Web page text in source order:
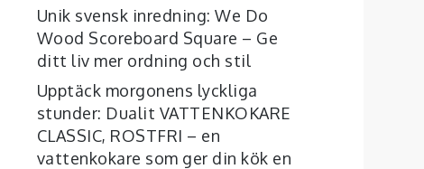
Unik svensk inredning: We Do
Wood Scoreboard Square – Ge
ditt liv mer ordning och stil
Upptäck morgonens lyckliga
stunder: Dualit VATTENKOKARE
CLASSIC, ROSTFRI – en
vattenkokare som ger din kök en